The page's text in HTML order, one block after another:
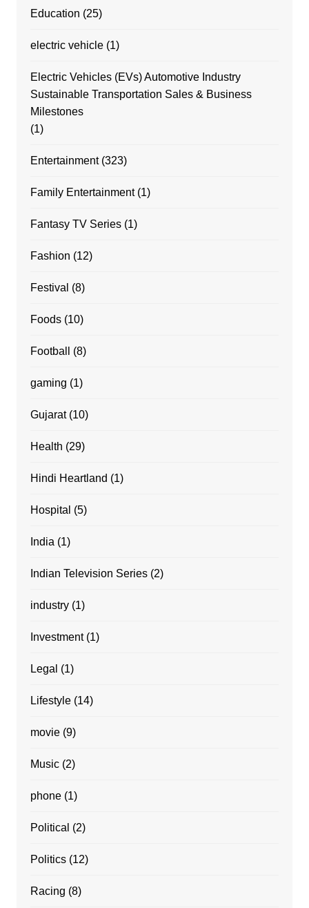
Education (25)
electric vehicle(1)
Electric Vehicles (EVs) Automotive Industry
Sustainable Transportation Sales & Business
Milestones
(1)
Entertainment(323)
Family Entertainment(1)
Fantasy TV Series(1)
Fashion (12)
Festival (8)
Foods(10)
Football (8)
gaming (1)
Gujarat(10)
Health (29)
Hindi Heartland (1)
Hospital (5)
India (1)
Indian Television Series(2)
industry(1)
Investment(1)
Legal (1)
Lifestyle(14)
movie(9)
Music(2)
phone(1)
Political (2)
Politics(12)
Racing (8)